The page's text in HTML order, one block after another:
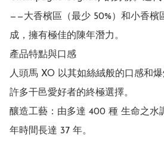
——大香檳區（最少 50%）和小香檳
成，擁有極佳的陳年潛力。
產品特點與口感
人頭馬 XO 以其如絲絨般的口感和
許多干邑愛好者的終極選擇。
釀造工藝：由多達 400 種 生命之水
年時間長達 37 年。